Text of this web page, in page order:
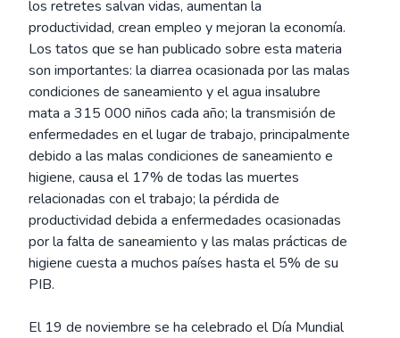
los retretes salvan vidas, aumentan la
productividad, crean empleo y mejoran la economía.
Los tatos que se han publicado sobre esta materia
son importantes: la diarrea ocasionada por las malas
condiciones de saneamiento y el agua insalubre
mata a 315 000 niños cada año; la transmisión de
enfermedades en el lugar de trabajo, principalmente
debido a las malas condiciones de saneamiento e
higiene, causa el 17% de todas las muertes
relacionadas con el trabajo; la pérdida de
productividad debida a enfermedades ocasionadas
por la falta de saneamiento y las malas prácticas de
higiene cuesta a muchos países hasta el 5% de su
PIB.
El 19 de noviembre se ha celebrado el Día Mundial